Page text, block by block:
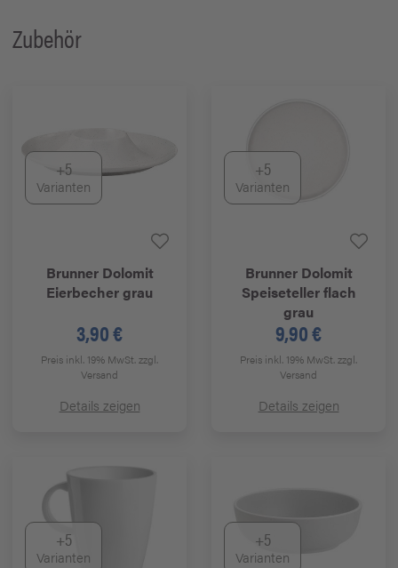
Zubehör
+5
Varianten
BrunnerDolomit
Eierbecher grau
3,90 €
Preis inkl. 19% MwSt.zzgl.
Versand
Details zeigen
+5
Varianten
BrunnerDolomit
Speiseteller flach
grau
9,90 €
Preis inkl. 19% MwSt.zzgl.
Versand
Details zeigen
+5
Varianten
+5
Varianten